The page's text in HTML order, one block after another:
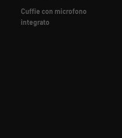
Cuffie con microfono
integrato